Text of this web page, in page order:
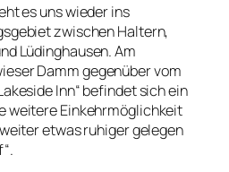
es uns wieder ins
zwischen Haltern,
Lüdinghausen. Am
Damm gegenüber vom
Inn“ befindet sich ein
weitere Einkehrmöglichkeit
etwas ruhiger gelegen